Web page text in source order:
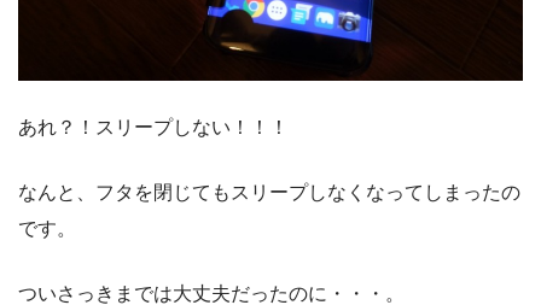
あれ？！スリープしない！！！
なんと、フタを閉じてもスリープしなくなってしまったの
です。
ついさっきまでは大丈夫だったのに・・・。